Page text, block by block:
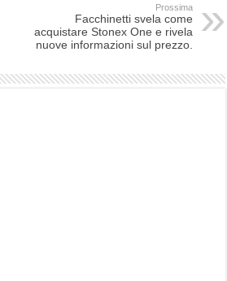
Prossima
Facchinetti svela come
acquistare Stonex One e rivela
nuove informazioni sul prezzo.